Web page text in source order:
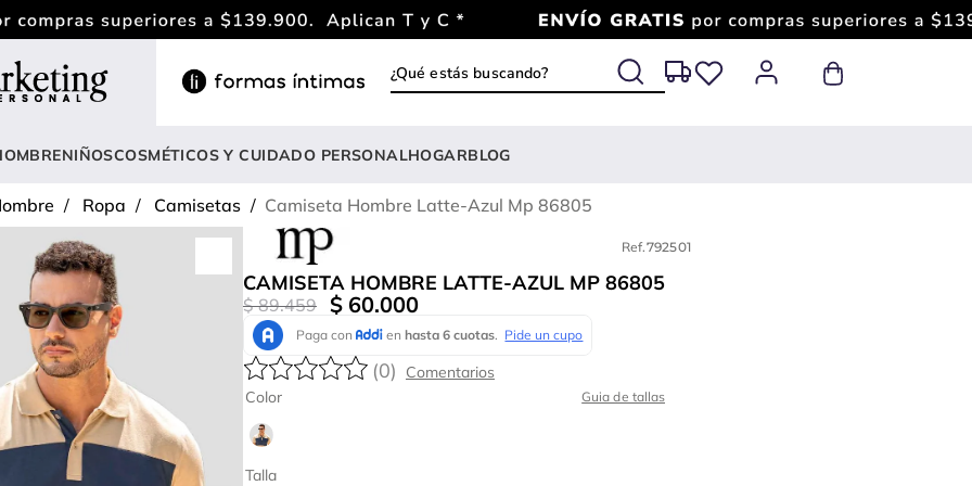
¿Qué estás buscando?
NIÑOSCOSMÉTICOS Y CUIDADO PERSONALHOGARBLOG
Ropa Camisetas Camiseta Hombre Latte-Azul Mp 86805
Ref.792501
CAMISETA HOMBRE LATTE-AZUL MP 86805
$ 89.459 $ 60.000
(0)
Talla
Color Guia de tallas
enterizo
brasier
vestido
short
deportiva mujer